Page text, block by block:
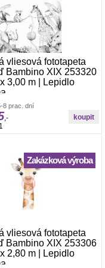
vliesová fototapeta
Bambino XIX 253320
x 3,00 m | Lepidlo
tapeta Rasch. š.2,50 x v.3,00
se lepí za sucha. Lepidlem se
zeď. Vliesové tapety na zeď
dobrou prodyšností,
odolností a schopností
8 prac. dní
,-
vliesová fototapeta
Bambino XIX 253306
x 2,80 m | Lepidlo
Zakázková výroba